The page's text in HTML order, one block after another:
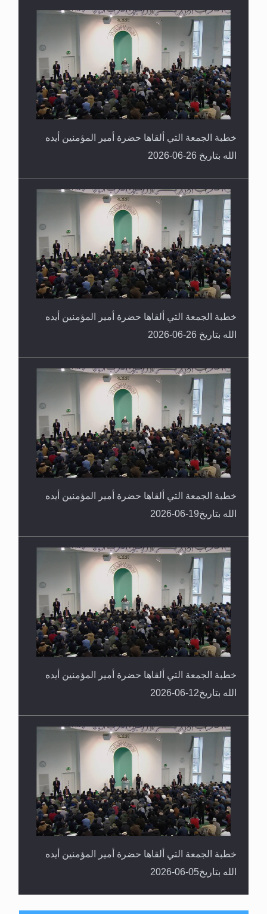
خطبة الجمعة التي ألقاها حضرة أمير المؤمنين أيده
الله بتاريخ 26-06-2026
خطبة الجمعة التي ألقاها حضرة أمير المؤمنين أيده
الله بتاريخ 26-06-2026
خطبة الجمعة التي ألقاها حضرة أمير المؤمنين أيده
الله بتاريخ19-06-2026
خطبة الجمعة التي ألقاها حضرة أمير المؤمنين أيده
الله بتاريخ12-06-2026
خطبة الجمعة التي ألقاها حضرة أمير المؤمنين أيده
الله بتاريخ05-06-2026